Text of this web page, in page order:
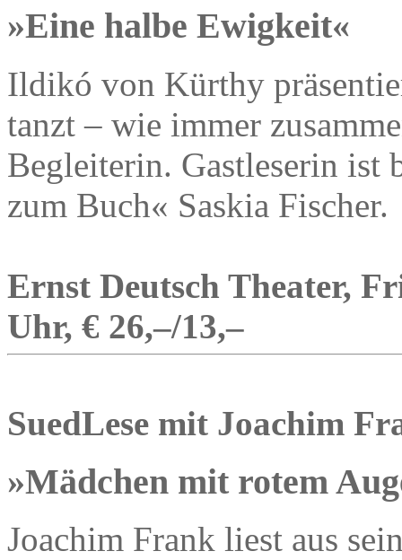
»Eine halbe Ewigkeit«
Ildikó von Kürthy
tanzt – wie immer
Begleiterin. Gastleserin ist
zum Buch« Saskia Fischer.
Ernst Deutsch Theater,
Uhr, € 26,–/13,–
SuedLese mit Joachim
»Mädchen mit rotem
Joachim Frank liest aus